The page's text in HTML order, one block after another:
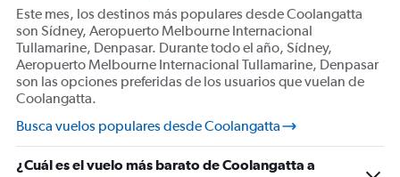
Este mes, los destinos más populares desde Coolangatta
son Sídney, Aeropuerto Melbourne Internacional
Tullamarine, Denpasar. Durante todo el año, Sídney,
Aeropuerto Melbourne Internacional Tullamarine, Denpasar
son las opciones preferidas de los usuarios que vuelan de
Coolangatta.
Busca vuelos populares desde Coolangatta
¿Cuál es el vuelo más barato de Coolangatta a